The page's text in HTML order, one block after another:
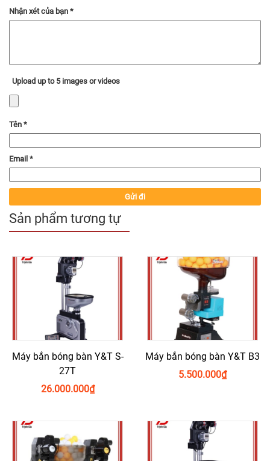
Nhận xét của bạn *
Upload up to 5 images or videos
Tên *
Email *
Sản phẩm tương tự
Máy bắn bóng bàn Y&T S-
27T
₫
26.000.000
Máy bắn bóng bàn Y&T B3
₫
5.500.000